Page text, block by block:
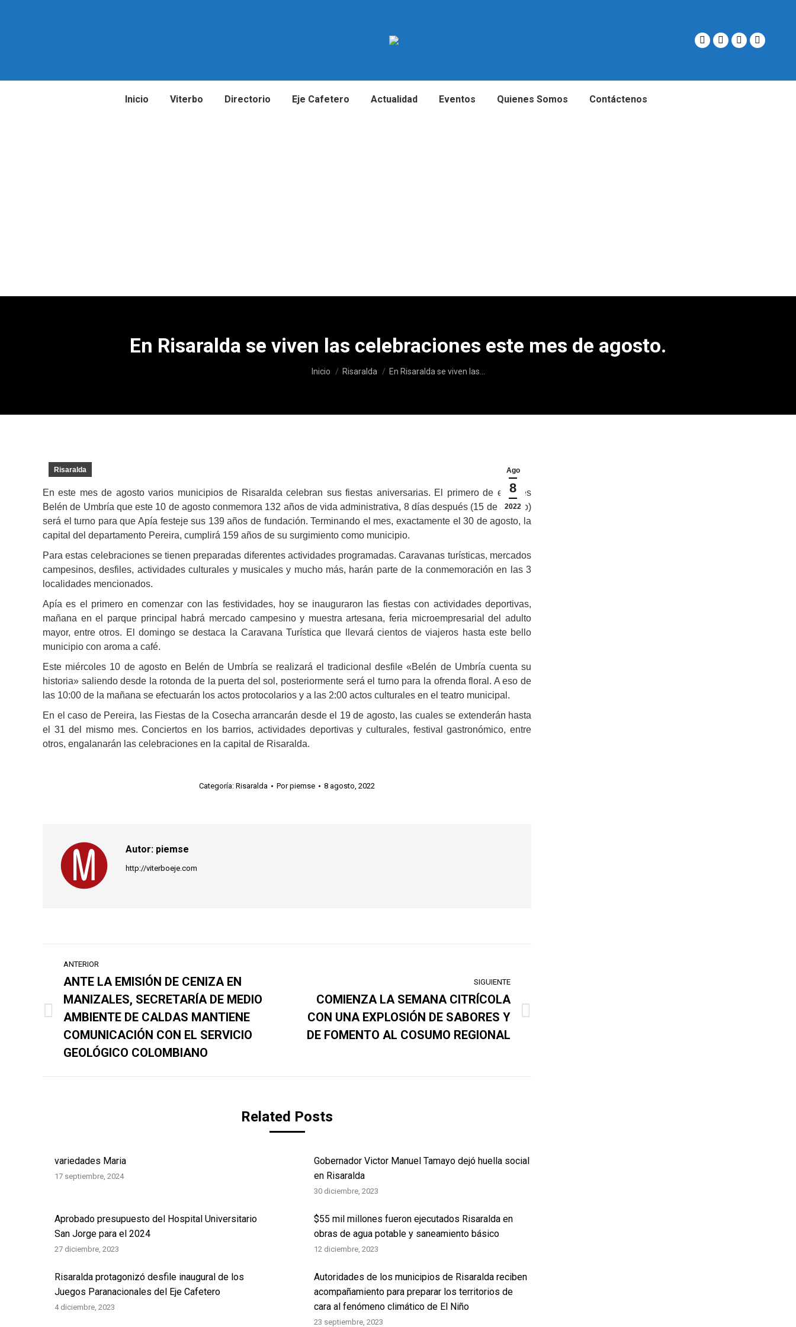
Inicio Viterbo Directorio Eje Cafetero Actualidad Eventos Quienes Somos Contáctenos
En Risaralda se viven las celebraciones este mes de agosto.
Estás aquí:
Inicio Risaralda En Risaralda se viven las…
Ago
8
2022
Risaralda
En este mes de agosto varios municipios de Risaralda celebran sus fiestas aniversarias. El primero de ellos es
Belén de Umbría que este 10 de agosto conmemora 132 años de vida administrativa, 8 días después (15 de agosto)
será el turno para que Apía festeje sus 139 años de fundación. Terminando el mes, exactamente el 30 de agosto, la
capital del departamento Pereira, cumplirá 159 años de su surgimiento como municipio.
Para estas celebraciones se tienen preparadas diferentes actividades programadas. Caravanas turísticas, mercados
campesinos, desfiles, actividades culturales y musicales y mucho más, harán parte de la conmemoración en las 3
localidades mencionados.
Apía es el primero en comenzar con las festividades, hoy se inauguraron las fiestas con actividades deportivas,
mañana en el parque principal habrá mercado campesino y muestra artesana, feria microempresarial del adulto
mayor, entre otros. El domingo se destaca la Caravana Turística que llevará cientos de viajeros hasta este bello
municipio con aroma a café.
Este miércoles 10 de agosto en Belén de Umbría se realizará el tradicional desfile «Belén de Umbría cuenta su
historia» saliendo desde la rotonda de la puerta del sol, posteriormente será el turno para la ofrenda floral. A eso de
las 10:00 de la mañana se efectuarán los actos protocolarios y a las 2:00 actos culturales en el teatro municipal.
En el caso de Pereira, las Fiestas de la Cosecha arrancarán desde el 19 de agosto, las cuales se extenderán hasta
el 31 del mismo mes. Conciertos en los barrios, actividades deportivas y culturales, festival gastronómico, entre
otros, engalanarán las celebraciones en la capital de Risaralda.
Categoría: Risaralda Porpiemse 8 agosto, 2022
Autor: piemse
http://viterboeje.com
Navegación
entre
publicaciones
ANTERIOR
Publicación
anterior:
ANTE LA EMISIÓN DE CENIZA EN
MANIZALES, SECRETARÍA DE MEDIO
AMBIENTE DE CALDAS MANTIENE
COMUNICACIÓN CON EL SERVICIO
GEOLÓGICO COLOMBIANO
SIGUIENTE
Publicación
siguiente:
COMIENZA LA SEMANA CITRÍCOLA
CON UNA EXPLOSIÓN DE SABORES Y
DE FOMENTO AL COSUMO REGIONAL
Related Posts
variedades Maria
17 septiembre, 2024
Gobernador Victor Manuel Tamayo dejó huella social
en Risaralda
30 diciembre, 2023
Aprobado presupuesto del Hospital Universitario
San Jorge para el 2024
27 diciembre, 2023
$55 mil millones fueron ejecutados Risaralda en
obras de agua potable y saneamiento básico
12 diciembre, 2023
Risaralda protagonizó desfile inaugural de los
Juegos Paranacionales del Eje Cafetero
4 diciembre, 2023
Autoridades de los municipios de Risaralda reciben
acompañamiento para preparar los territorios de
cara al fenómeno climático de El Niño
23 septiembre, 2023